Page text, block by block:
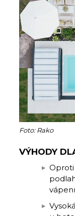
Foto: Rako
VÝHODY